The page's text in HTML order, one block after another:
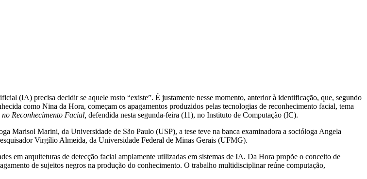
(IA) precisa decidir se aquele rosto “existe”. É justamente nesse momento, anterior à identificação, que, segundo
como Nina da Hora, começam os apagamentos produzidos pelas tecnologias de reconhecimento facial, tema
Reconhecimento Facial,defendida nesta segunda-feira (11), no Instituto de Computação (IC).
Marisol Marini, da Universidade de São Paulo (USP), a tese teve na banca examinadora a socióloga Angela
Virgílio Almeida, da Universidade Federal de Minas Gerais (UFMG).
em arquiteturas de detecção facial amplamente utilizadas em sistemas de IA. Da Hora propõe o conceito de
de sujeitos negros na produção do conhecimento. O trabalho multidisciplinar reúne computação,